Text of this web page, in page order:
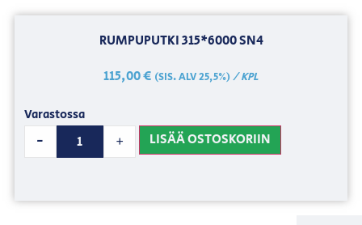
RUMPUPUTKI 315*6000 SN4
115,00€ (SIS. ALV 25,5%)/ KPL
Varastossa
- + LISÄÄ OSTOSKORIIN